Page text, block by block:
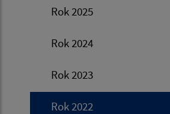
Rok 2025
Rok 2024
Rok 2023
Rok 2022